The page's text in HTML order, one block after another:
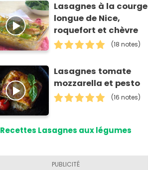
Lasagnes à la courge
longue de Nice,
roquefort et chèvre
(18 notes)
Lasagnes tomate
mozzarella et pesto
(16 notes)
Recettes Lasagnes aux légumes